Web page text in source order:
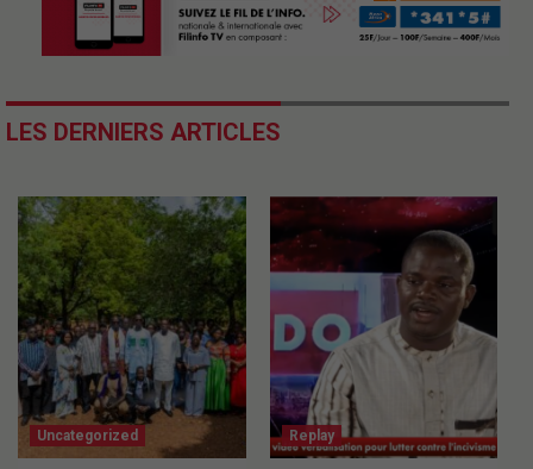
LES DERNIERS ARTICLES
Uncategorized Replay